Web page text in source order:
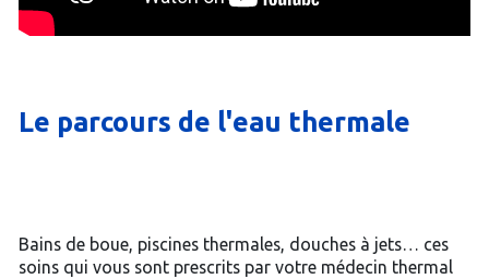
Le parcours de l'eau thermale
Bains de boue, piscines thermales, douches à jets… ces
soins qui vous sont prescrits par votre médecin thermal